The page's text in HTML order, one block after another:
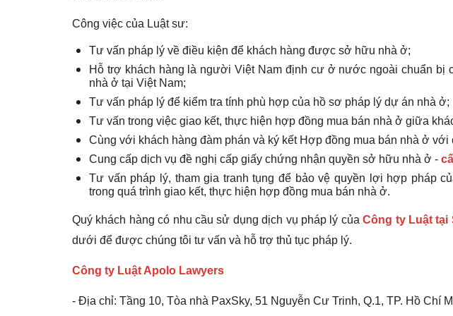
Công việc của Luật sư:
Tư vấn pháp lý về điều kiện để khách hàng được sở hữu nhà ở;
Hỗ trợ khách hàng là người Việt Nam định cư ở nước ngoài chuẩn bị
nhà ở tại Việt Nam;
Tư vấn pháp lý để kiểm tra tính phù hợp của hồ sơ pháp lý dự án nhà ở;
Tư vấn trong việc giao kết, thực hiện hợp đồng mua bán nhà ở giữa
Cùng với khách hàng đàm phán và ký kết Hợp đồng mua bán nhà ở với
Cung cấp dịch vụ đề nghị cấp giấy chứng nhận quyền sở hữu nhà ở -
Tư vấn pháp lý, tham gia tranh tụng để bảo vệ quyền lợi hợp pháp
trong quá trình giao kết, thực hiện hợp đồng mua bán nhà ở.
Quý khách hàng có nhu cầu sử dụng dịch vụ pháp lý củaCông ty Luật tại
dưới để được chúng tôi tư vấn và hỗ trợ thủ tục pháp lý.
Công ty Luật Apolo Lawyers
- Địa chỉ: Tầng 10, Tòa nhà PaxSky, 51 Nguyễn Cư Trinh, Q.1, TP. Hồ Chí